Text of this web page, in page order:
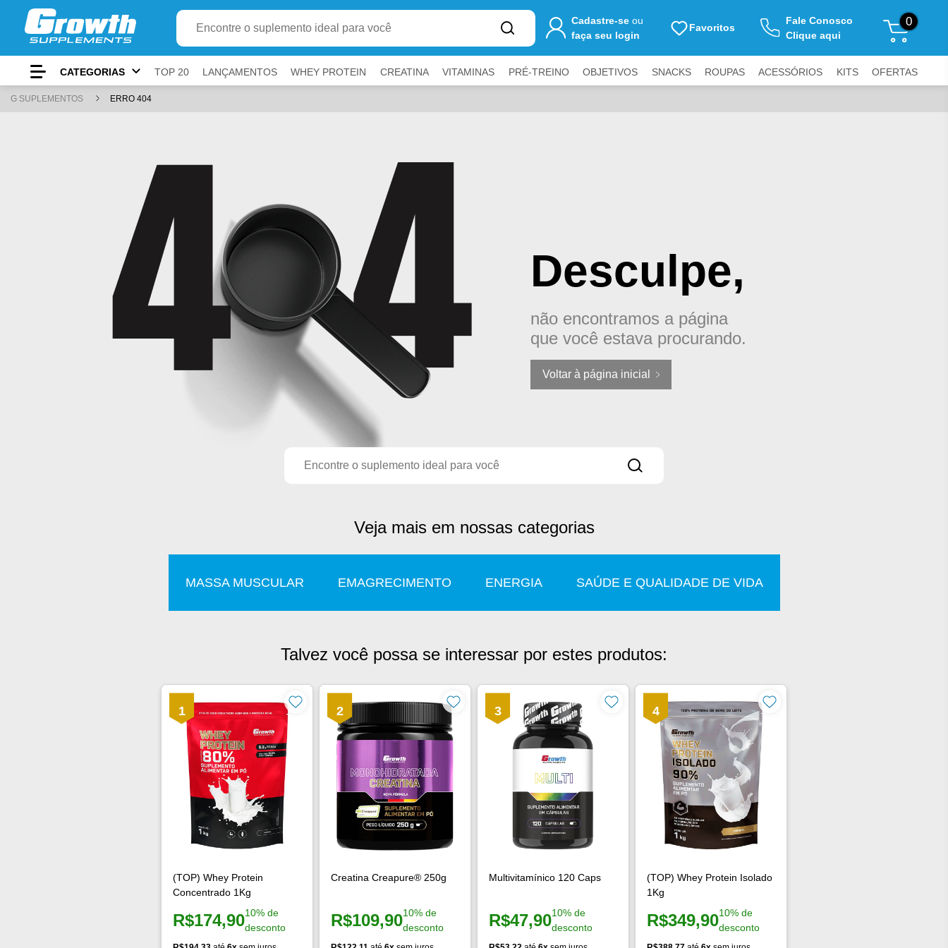
Ir para
Conteúdo principal Menu principal
Busca
Rodapé
+ 4
alt +
Mostrar/ocultar atalhos alt
para ativar e para fechar painéis.
Buscar produto
Cadastre-seou
faça seu login
Favoritos
Fale Conosco
Clique aqui
0
CATEGORIAS TOP 20 LANÇAMENTOS WHEY PROTEIN CREATINA VITAMINAS PRÉ-TREINO OBJETIVOS SNACKS ROUPAS ACESSÓRIOS KITS OFERTAS
G SUPLEMENTOS ERRO 404
Desculpe,
não encontramos a página
que você estava procurando.
Voltar à página inicial
Buscar produto
Veja mais em nossas categorias
MASSA MUSCULAR EMAGRECIMENTO ENERGIA SAÚDE E QUALIDADE DE VIDA
Talvez você possa se interessar por estes produtos:
1
(TOP) Whey Protein
Concentrado 1Kg
Preço à vista:
R$174,9010% de
desconto
2
Creatina Creapure® 250g
Preço à vista:
R$109,9010% de
desconto
3
Multivitamínico 120 Caps
Preço à vista:
R$47,9010% de
desconto
4
(TOP) Whey Protein Isolado
1Kg
Preço à vista:
R$349,9010% de
desconto